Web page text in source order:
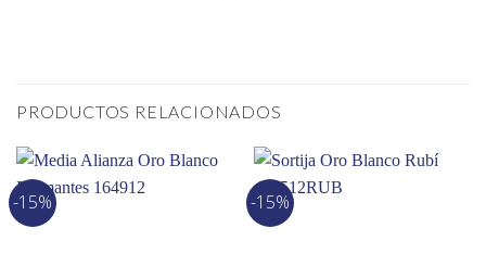
PRODUCTOS RELACIONADOS
-15% -15%